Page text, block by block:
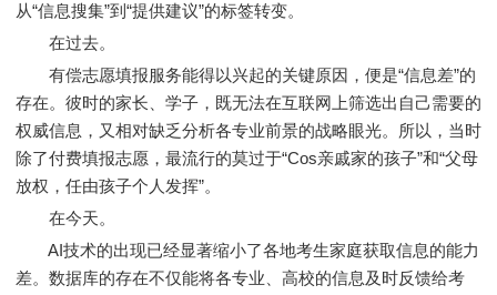
从“信息搜集”到“提供建议”的标签转变。
在过去。
有偿志愿填报服务能得以兴起的关键原因，便是“信息差”的
存在。彼时的家长、学子，既无法在互联网上筛选出自己需要的
权威信息，又相对缺乏分析各专业前景的战略眼光。所以，当时
除了付费填报志愿，最流行的莫过于“Cos亲戚家的孩子”和“父母
放权，任由孩子个人发挥”。
在今天。
AI技术的出现已经显著缩小了各地考生家庭获取信息的能力
差。数据库的存在不仅能将各专业、高校的信息及时反馈给考